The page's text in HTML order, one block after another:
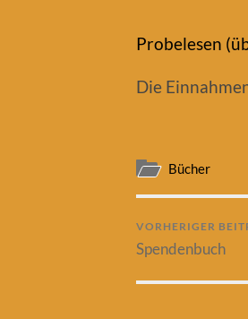
Probelesen
Die
Bücher
VORHERIGER
Spendenbuch